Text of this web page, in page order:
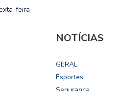
feira
NOTÍCIAS
GERAL
Esportes